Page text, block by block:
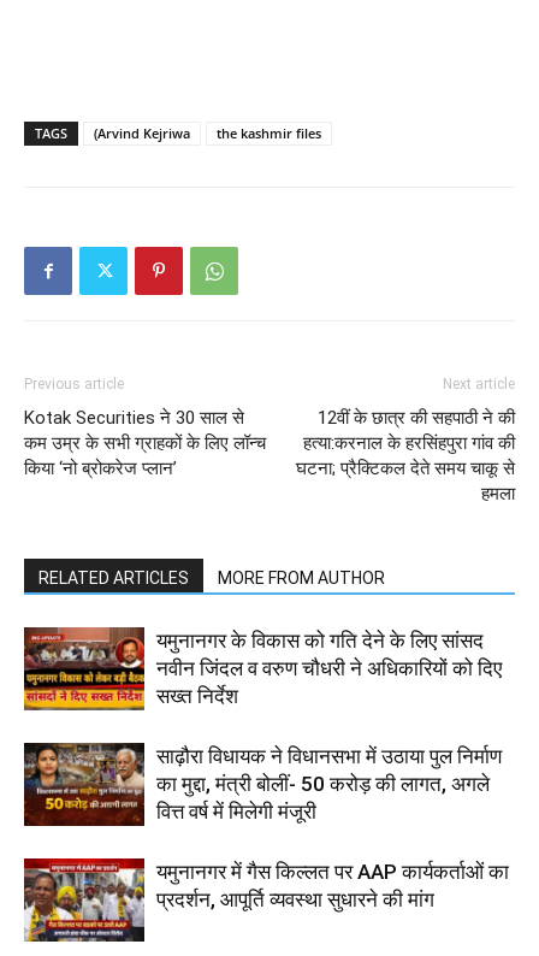
TAGS (Arvind Kejriwa the kashmir files
Previous article
Kotak Securities ने 30 साल से
कम उम्र के सभी ग्राहकों के लिए लॉन्च
किया ‘नो ब्रोकरेज प्लान’
Next article
12वीं के छात्र की सहपाठी ने की
हत्या:करनाल के हरसिंहपुरा गांव की
घटना; प्रैक्टिकल देते समय चाकू से
हमला
RELATED ARTICLES MORE FROM AUTHOR
यमुनानगर के विकास को गति देने के लिए सांसद
नवीन जिंदल व वरुण चौधरी ने अधिकारियों को दिए
सख्त निर्देश
साढ़ौरा विधायक ने विधानसभा में उठाया पुल निर्माण
का मुद्दा, मंत्री बोलीं- 50 करोड़ की लागत, अगले
वित्त वर्ष में मिलेगी मंजूरी
यमुनानगर में गैस किल्लत पर AAP कार्यकर्ताओं का
प्रदर्शन, आपूर्ति व्यवस्था सुधारने की मांग